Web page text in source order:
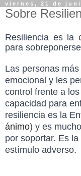
viernes, 21 de
Sobre
Resiliencia es la
para
Las personas
emocional y les
control frente a
capacidad para
resiliencia es la
ánimo) y es
por soportar. Es
estímulo adverso.